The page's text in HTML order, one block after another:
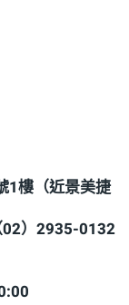
1樓（近景美捷
）2935-0132